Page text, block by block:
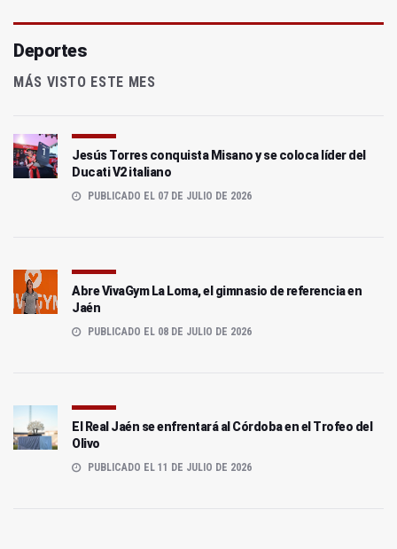
Deportes
MÁS VISTO ESTE MES
Jesús Torres conquista Misano y se coloca líder del
Ducati V2 italiano
PUBLICADO EL 07 DE JULIO DE 2026
Abre VivaGym La Loma, el gimnasio de referencia en
Jaén
PUBLICADO EL 08 DE JULIO DE 2026
El Real Jaén se enfrentará al Córdoba en el Trofeo del
Olivo
PUBLICADO EL 11 DE JULIO DE 2026